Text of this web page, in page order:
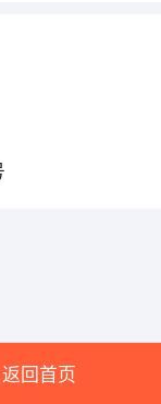
返回首页